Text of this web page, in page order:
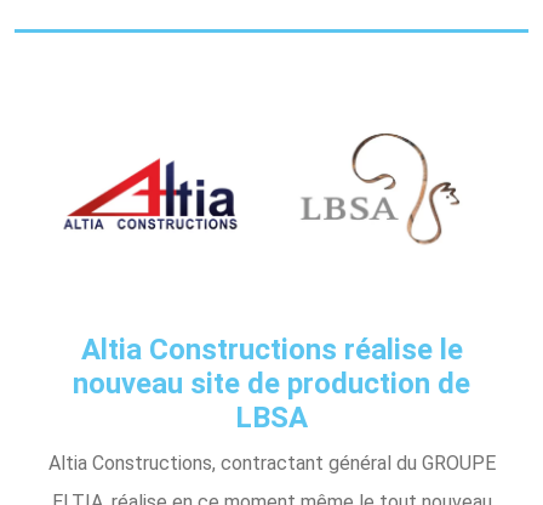
Altia Constructions réalise le
nouveau site de production de
LBSA
Altia Constructions, contractant général du GROUPE